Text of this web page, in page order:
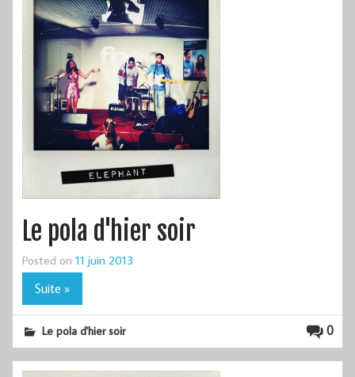
Le pola d'hier soir
Posted on 11 juin 2013
Suite »
0
Le pola d'hier soir